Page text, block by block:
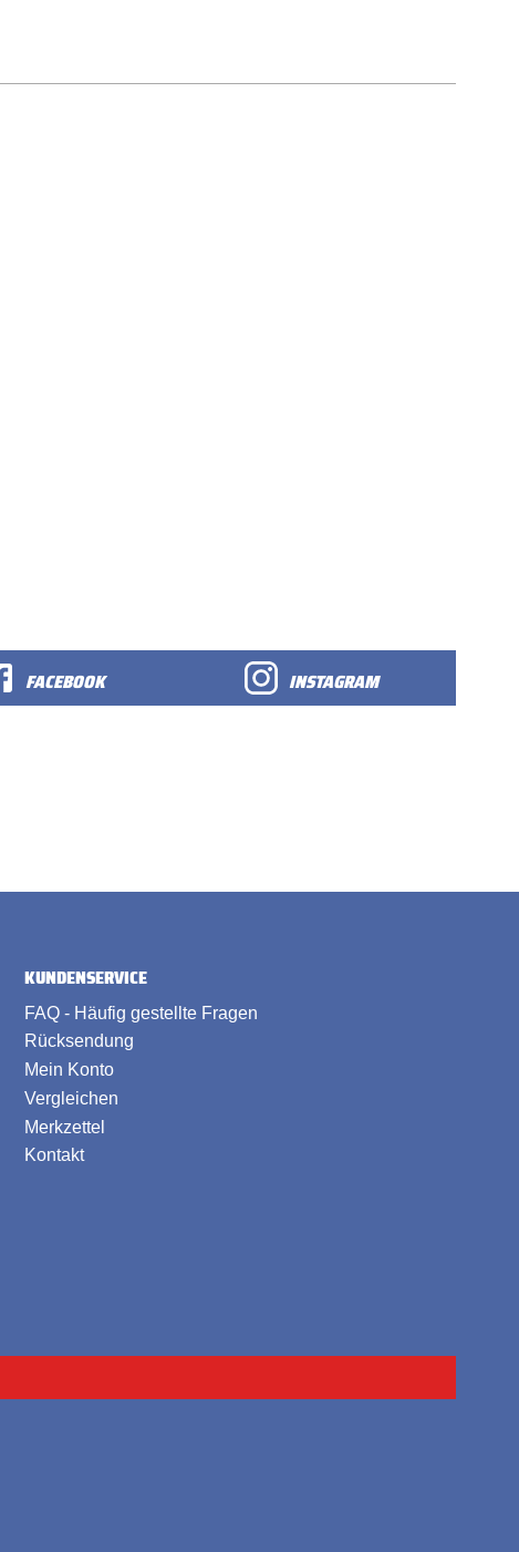
FACEBOOK INSTAGRAM
KUNDENSERVICE
FAQ - Häufig gestellte Fragen
Rücksendung
Mein Konto
Vergleichen
Merkzettel
Kontakt